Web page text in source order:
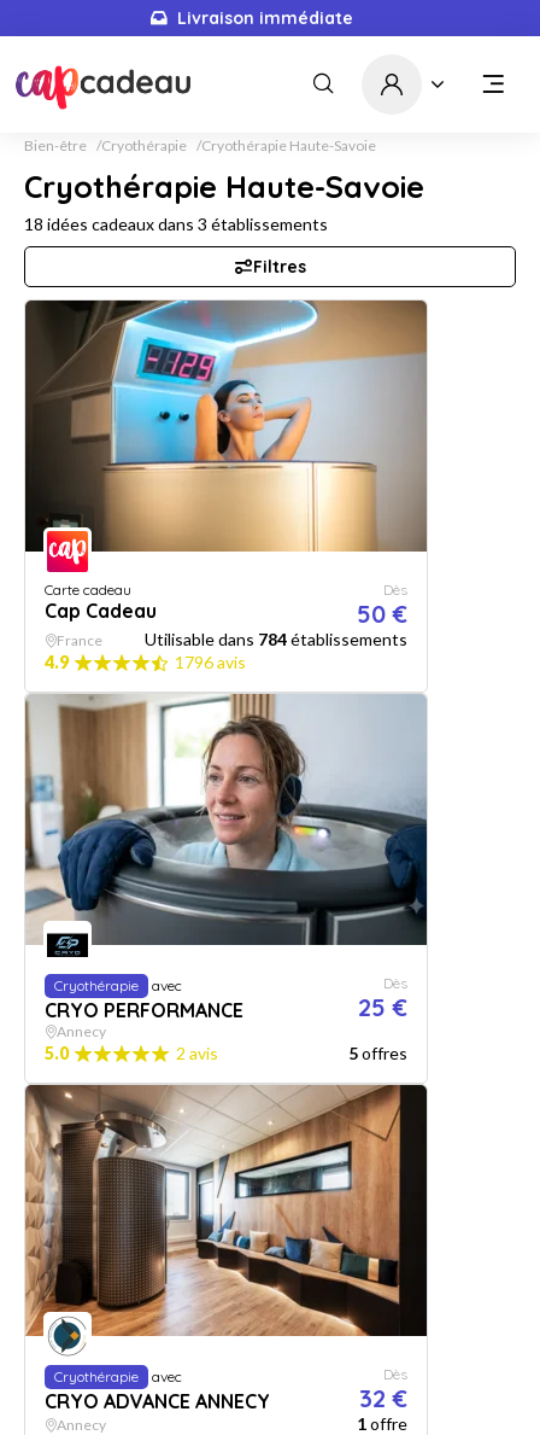
Livraison immédiate
Bien-être Cryothérapie Cryothérapie Haute-Savoie
Cryothérapie Haute-Savoie
18 idées cadeaux dans 3 établissements
Filtres
Carte cadeau
Cap Cadeau
Dès
50 €
France Utilisable dans 784établissements
4.9
1796 avis
Cryothérapie avec
CRYO PERFORMANCE
Dès
25 €
Annecy
5.0 2 avis 5offres
Cryothérapie avec
CRYO ADVANCE ANNECY
Dès
32 €
Annecy 1offre